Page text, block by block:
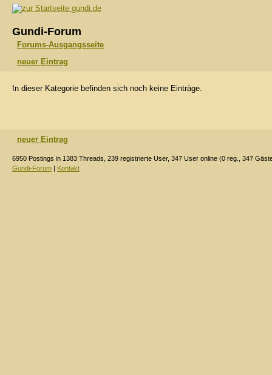
gundi.de
Gundi-Forum
Forums-Ausgangsseite
neuer Eintrag
In dieser Kategorie befinden sich noch keine Einträge.
neuer Eintrag
6950 Postings in 1383 Threads, 239 registrierte User, 347 User online (0 reg., 347
Gundi-Forum | Kontakt